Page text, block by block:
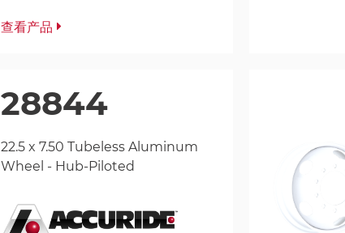
查看产品
28844
22.5 x 7.50 Tubeless Aluminum
Wheel - Hub-Piloted